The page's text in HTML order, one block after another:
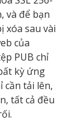
và để bạn
xóa sau vài
của
PUB chỉ
kỳ ứng
cần tải lên,
tất cả đều